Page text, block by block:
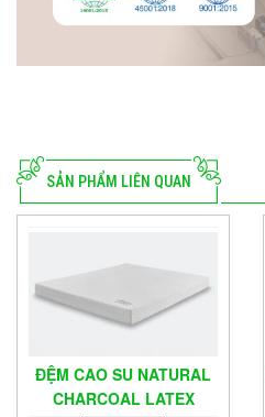
SẢN PHẨM LIÊN QUAN
ĐỆM CAO SU NATURAL
CHARCOAL LATEX